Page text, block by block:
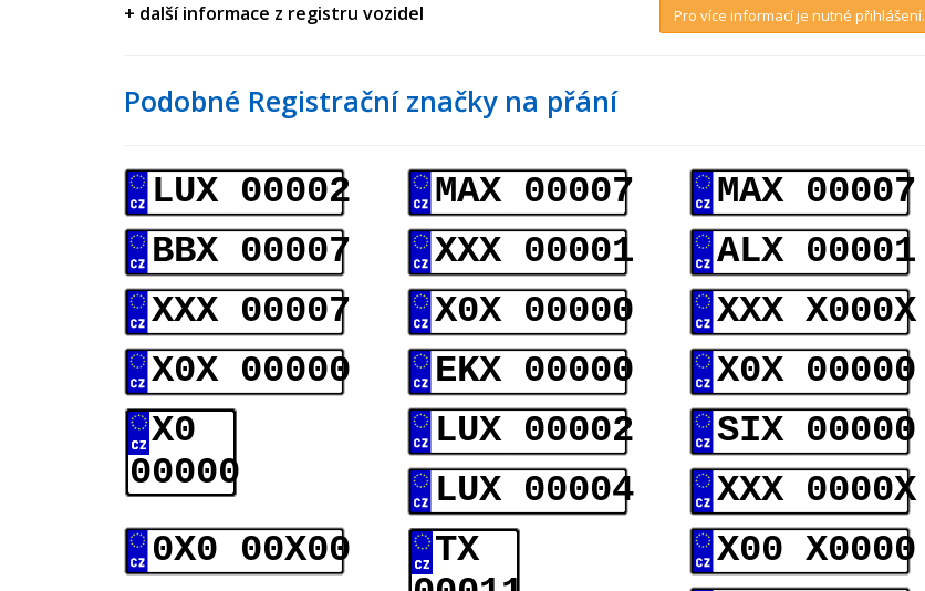
+ další informace z registru vozidel Pro více informací je nutné přihlášení.
Podobné Registrační značky na přání
LUX 00002 MAX 00007
MAX 00007
BBX 00007
XXX 00001
ALX 00001
XXX 00007
X0X 00000
XXX X000X
X0X 00000
EKX 00000
X0X 00000
X0
00000
LUX 00002
SIX 00000
LUX 00004
XXX 0000X
0X0 00X00
TX
X00 X0000